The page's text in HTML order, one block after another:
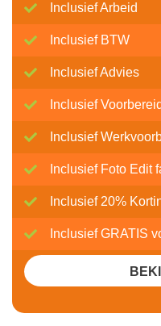
Inclusief Arbeid
Inclusief BTW
Inclusief Advies
Inclusief
Inclusief
Inclusief Foto Edit
Inclusief 20%
Inclusief GRATIS